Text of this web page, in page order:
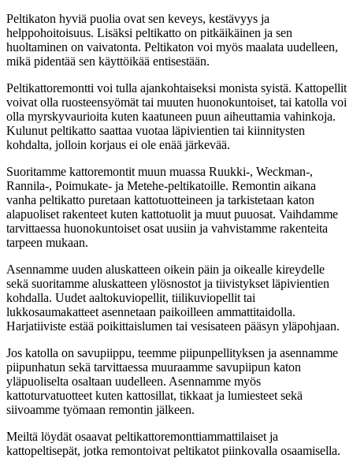
Peltikaton hyviä puolia ovat sen keveys, kestävyys ja
helppohoitoisuus. Lisäksi peltikatto on pitkäikäinen ja sen
huoltaminen on vaivatonta. Peltikaton voi myös maalata uudelleen,
mikä pidentää sen käyttöikää entisestään.
Peltikattoremontti voi tulla ajankohtaiseksi monista syistä. Kattopellit
voivat olla ruosteensyömät tai muuten huonokuntoiset, tai katolla voi
olla myrskyvaurioita kuten kaatuneen puun aiheuttamia vahinkoja.
Kulunut peltikatto saattaa vuotaa läpivientien tai kiinnitysten
kohdalta, jolloin korjaus ei ole enää järkevää.
Suoritamme kattoremontit muun muassa Ruukki-, Weckman-,
Rannila-, Poimukate- ja Metehe-peltikatoille. Remontin aikana
vanha peltikatto puretaan kattotuotteineen ja tarkistetaan katon
alapuoliset rakenteet kuten kattotuolit ja muut puuosat. Vaihdamme
tarvittaessa huonokuntoiset osat uusiin ja vahvistamme rakenteita
tarpeen mukaan.
Asennamme uuden aluskatteen oikein päin ja oikealle kireydelle
sekä suoritamme aluskatteen ylösnostot ja tiivistykset läpivientien
kohdalla. Uudet aaltokuviopellit, tiilikuviopellit tai
lukkosaumakatteet asennetaan paikoilleen ammattitaidolla.
Harjatiiviste estää poikittaislumen tai vesisateen pääsyn yläpohjaan.
Jos katolla on savupiippu, teemme piipunpellityksen ja asennamme
piipunhatun sekä tarvittaessa muuraamme savupiipun katon
yläpuoliselta osaltaan uudelleen. Asennamme myös
kattoturvatuotteet kuten kattosillat, tikkaat ja lumiesteet sekä
siivoamme työmaan remontin jälkeen.
Meiltä löydät osaavat peltikattoremonttiammattilaiset ja
kattopeltisepät, jotka remontoivat peltikatot piinkovalla osaamisella.